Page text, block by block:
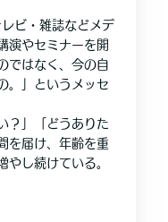
ビ・雑誌などメデ
演やセミナーを開
ではなく、今の自
。」というメッセ
？」「どうありた
を届け、年齢を重
やし続けている。